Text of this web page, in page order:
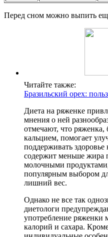
Перед сном можно выпить
Читайте также:
Бразильский орех:
Диета на ряженке
мнения о ней
отмечают, что ряженка,
кальцием, помогает
поддерживать
содержит меньше жира
молочными продуктами,
популярным выбором
лишний вес.
Однако не все так
диетологи
употребление ряженки
калорий и сахара.